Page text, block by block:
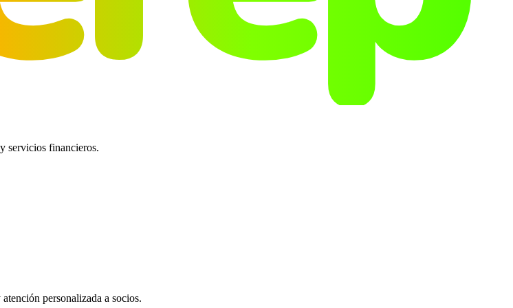
servicios financieros.
personalizada a socios.